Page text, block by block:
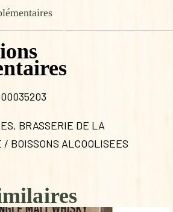
, BRASSERIE DE LA
/ BOISSONS ALCOOLISEES